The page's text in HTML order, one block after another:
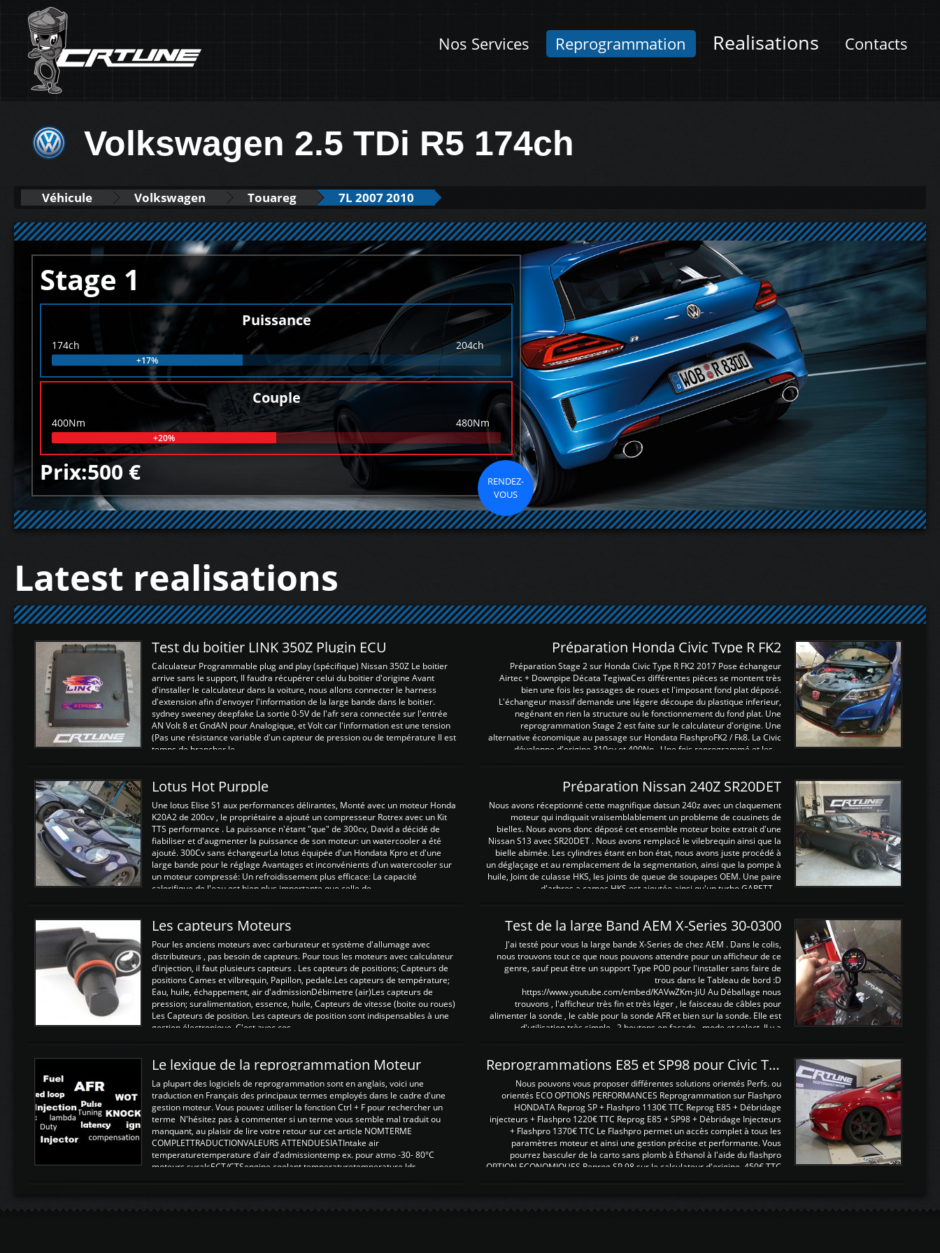
Nos Services Reprogrammation Realisations Contacts
Volkswagen 2.5 TDi R5 174ch
Véhicule Volkswagen Touareg 7L 2007 2010
Stage 1
Puissance
174ch 204ch
+17%
Couple
400Nm 480Nm
+20%
Prix:500 €
RENDEZ-
VOUS
Latest realisations
Test du boitier LINK 350Z Plugin ECU
Calculateur Programmable plug and play (spécifique) Nissan 350Z Le boitier
arrive sans le support, Il faudra récupérer celui du boitier d'origine Avant
d'installer le calculateur dans la voiture, nous allons connecter le harness
d'extension afin d'envoyer l'information de la large bande dans le boitier.
sydney sweeney deepfake La sortie 0-5V de l'afr sera connectée sur l'entrée
AN Volt 8 et GndAN pour Analogique, et Volt car l'information est une tension
(Pas une résistance variable d'un capteur de pression ou de température Il est
temps de brancher le ...
Préparation Honda Civic Type R FK2
Préparation Stage 2 sur Honda Civic Type R FK2 2017 Pose échangeur
Airtec + Downpipe Décata TegiwaCes différentes pièces se montent très
bien une fois les passages de roues et l'imposant fond plat déposé.
L'échangeur massif demande une légere découpe du plastique inferieur,
negénant en rien la structure ou le fonctionnement du fond plat. Une
reprogrammation Stage 2 est faite sur le calculateur d'origine. Une
alternative économique au passage sur Hondata FlashproFK2 / Fk8. La Civic
développe d'origine 310cv et 400Nn , Une fois reprogrammé et les ...
Lotus Hot Purpple
Une lotus Elise S1 aux performances délirantes, Monté avec un moteur Honda
K20A2 de 200cv , le propriétaire a ajouté un compresseur Rotrex avec un Kit
TTS performance . La puissance n'étant "que" de 300cv, David a décidé de
fiabiliser et d'augmenter la puissance de son moteur: un watercooler a été
ajouté. 300Cv sans échangeurLa lotus équipée d'un Hondata Kpro et d'une
large bande pour le réglage Avantages et inconvénients d'un watercooler sur
un moteur compressé: Un refroidissement plus efficace: La capacité
calorifique de l'eau est bien plus importante que celle de ...
Préparation Nissan 240Z SR20DET
Nous avons réceptionné cette magnifique datsun 240z avec un claquement
moteur qui indiquait vraisemblablement un probleme de cousinets de
bielles. Nous avons donc déposé cet ensemble moteur boite extrait d'une
Nissan S13 avec SR20DET . Nous avons remplacé le vilebrequin ainsi que la
bielle abimée. Les cylindres étant en bon état, nous avons juste procédé à
un déglaçage et au remplacement de la segmentation, ainsi que la pompe à
huile, Joint de culasse HKS, les joints de queue de soupapes OEM. Une paire
d'arbres a cames HKS est ajoutée ainsi qu'un turbo GARETT ...
Les capteurs Moteurs
Pour les anciens moteurs avec carburateur et système d'allumage avec
distributeurs , pas besoin de capteurs. Pour tous les moteurs avec calculateur
d'injection, il faut plusieurs capteurs . Les capteurs de positions; Capteurs de
positions Cames et vilbrequin, Papillon, pedale.Les capteurs de température;
Eau, huile, échappement, air d'admissionDébimetre (air)Les capteurs de
pression; suralimentation, essence, huile, Capteurs de vitesse (boite ou roues)
Les Capteurs de position. Les capteurs de position sont indispensables à une
gestion électronique. C'est avec ces ...
Test de la large Band AEM X-Series 30-0300
J'ai testé pour vous la large bande X-Series de chez AEM . Dans le colis,
nous trouvons tout ce que nous pouvons attendre pour un afficheur de ce
genre, sauf peut être un support Type POD pour l'installer sans faire de
trous dans le Tableau de bord :D
https://www.youtube.com/embed/KAVwZKm-JiU Au Déballage nous
trouvons , l'afficheur très fin et très léger , le faisceau de câbles pour
alimenter la sonde , le cable pour la sonde AFR et bien sur la sonde. Elle est
d'utilisation très simple , 2 boutons en façade , mode et select. Il y a
Le lexique de la reprogrammation Moteur
La plupart des logiciels de reprogrammation sont en anglais, voici une
traduction en Français des principaux termes employés dans le cadre d'une
gestion moteur. Vous pouvez utiliser la fonction Ctrl + F pour rechercher un
terme N'hésitez pas à commenter si un terme vous semble mal traduit ou
manquant, au plaisir de lire votre retour sur cet article NOMTERME
COMPLETTRADUCTIONVALEURS ATTENDUESIATIntake air
temperaturetemperature d'air d'admissiontemp ex. pour atmo -30- 80°C
moteurs suralsECT/CTSengine coolant temperaturetemperature ldr
Reprogrammations E85 et SP98 pour Civic Type R FN2
Nous pouvons vous proposer différentes solutions orientés Perfs. ou
orientés ECO OPTIONS PERFORMANCES Reprogrammation sur Flashpro
HONDATA Reprog SP + Flashpro 1130€ TTC Reprog E85 + Débridage
injecteurs + Flashpro 1220€ TTC Reprog E85 + SP98 + Débridage Injecteurs
+ Flashpro 1370€ TTC Le Flashpro permet un accès complet à tous les
paramètres moteur et ainsi une gestion précise et performante. Vous
pourrez basculer de la carto sans plomb à Ethanol à l'aide du flashpro
OPTION ECONOMIQUES Reprog SP 98 sur le calculateur d'origine 450€ TTC